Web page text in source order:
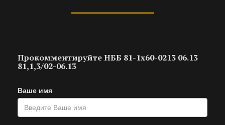
Прокомментируйте НББ 81-1х60-0213 06.13
81,1,3/02-06.13
Ваше имя